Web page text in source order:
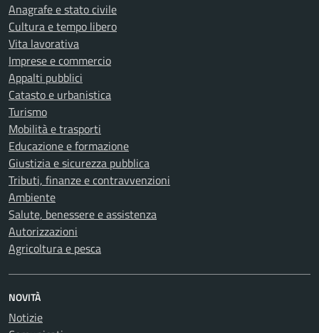
Anagrafe e stato civile
Cultura e tempo libero
Vita lavorativa
Imprese e commercio
Appalti pubblici
Catasto e urbanistica
Turismo
Mobilità e trasporti
Educazione e formazione
Giustizia e sicurezza pubblica
Tributi, finanze e contravvenzioni
Ambiente
Salute, benessere e assistenza
Autorizzazioni
Agricoltura e pesca
NOVITÀ
Notizie